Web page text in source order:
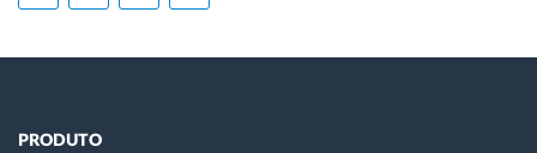
PRODUTO